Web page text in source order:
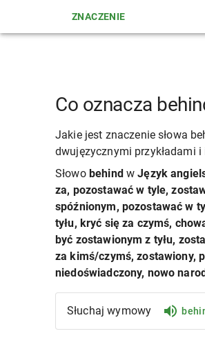
ZNACZENIE
Co oznacza
Jakie jest znaczenie słowa
dwujęzycznymi przykładami
Słowo behindwJęzyk
za, pozostawać w tyle,
spóźnionym, pozostawać w
tyłu, kryć się za czymś,
być zostawionym z tyłu,
za kimś/czymś, zostawiony,
niedoświadczony, nowo
Słuchaj wymowy